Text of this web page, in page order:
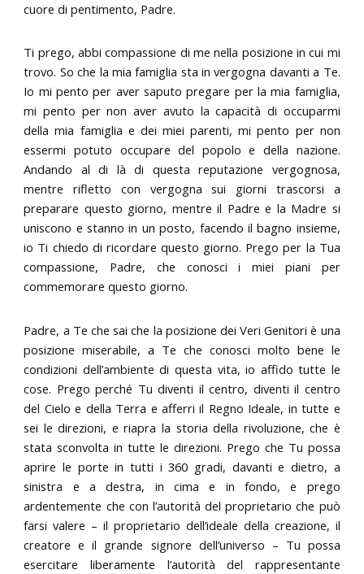
cuore di pentimento, Padre.
Ti prego, abbi compassione di me nella posizione in cui mi
trovo. So che la mia famiglia sta in vergogna davanti a Te.
Io mi pento per aver saputo pregare per la mia famiglia,
mi pento per non aver avuto la capacità di occuparmi
della mia famiglia e dei miei parenti, mi pento per non
essermi potuto occupare del popolo e della nazione.
Andando al di là di questa reputazione vergognosa,
mentre rifletto con vergogna sui giorni trascorsi a
preparare questo giorno, mentre il Padre e la Madre si
uniscono e stanno in un posto, facendo il bagno insieme,
io Ti chiedo di ricordare questo giorno. Prego per la Tua
compassione, Padre, che conosci i miei piani per
commemorare questo giorno.
Padre, a Te che sai che la posizione dei Veri Genitori è una
posizione miserabile, a Te che conosci molto bene le
condizioni dell’ambiente di questa vita, io affido tutte le
cose. Prego perché Tu diventi il centro, diventi il centro
del Cielo e della Terra e afferri il Regno Ideale, in tutte e
sei le direzioni, e riapra la storia della rivoluzione, che è
stata sconvolta in tutte le direzioni. Prego che Tu possa
aprire le porte in tutti i 360 gradi, davanti e dietro, a
sinistra e a destra, in cima e in fondo, e prego
ardentemente che con l’autorità del proprietario che può
farsi valere – il proprietario dell’ideale della creazione, il
creatore e il grande signore dell’universo – Tu possa
esercitare liberamente l’autorità del rappresentante